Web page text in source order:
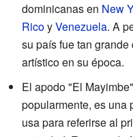
dominicanas en New
RicoyVenezuela. A
su país fue tan
artístico en su época.
El apodo "El
popularmente, es una
usa para referirse al